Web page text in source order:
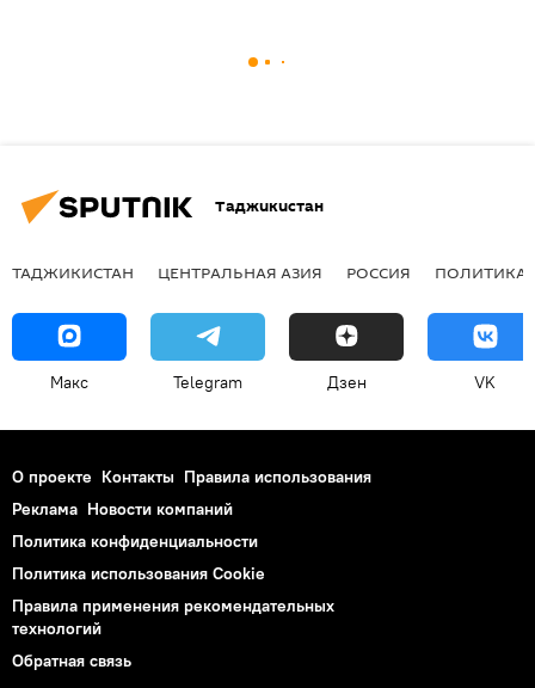
Таджикистан
ТАДЖИКИСТАН ЦЕНТРАЛЬНАЯ АЗИЯ РОССИЯ ПОЛИТИКА
Макс Telegram Дзен VK
О проекте Контакты Правила использования
Реклама Новости компаний
Политика конфиденциальности
Политика использования Cookie
Правила применения рекомендательных
технологий
Обратная связь